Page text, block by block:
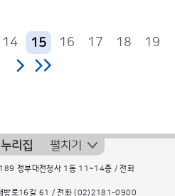
14 15 16 17 18
19
리집 펼치기
정부대전청사 1동 11~14층 / 전화
방로16길 61 / 전화(02)2181-0900